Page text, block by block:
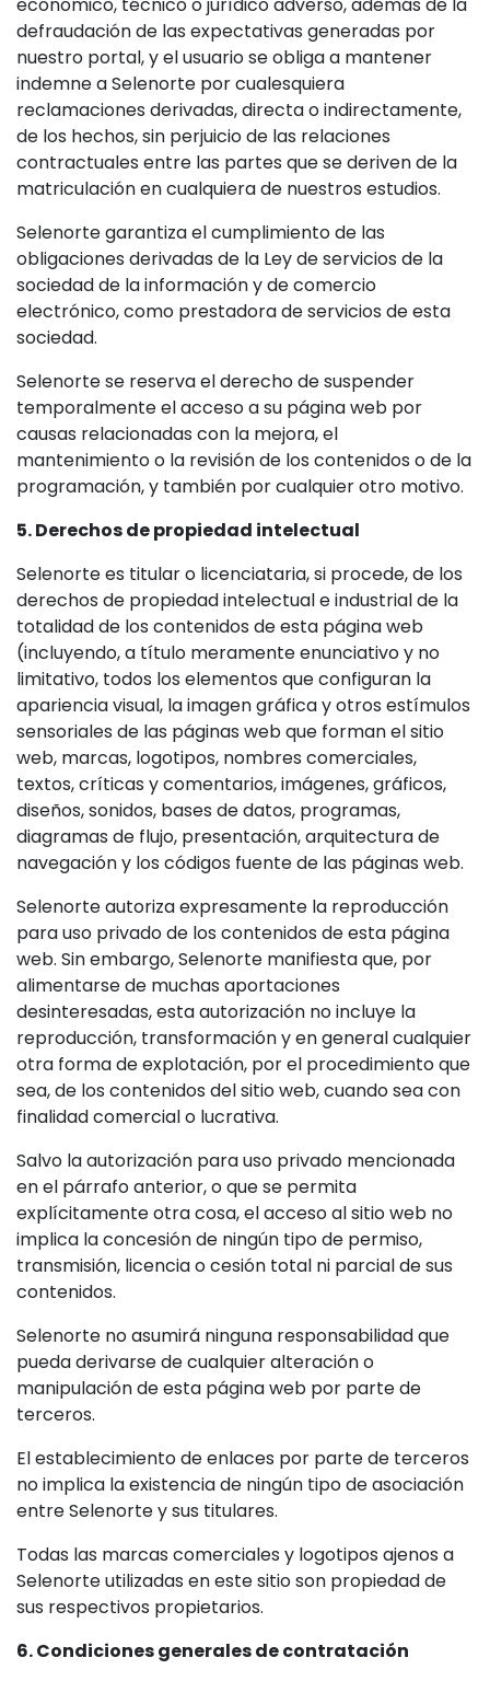
defraudación de las expectativas generadas por
nuestro portal, y el usuario se obliga a mantener
indemne a Selenorte por cualesquiera
reclamaciones derivadas, directa o indirectamente,
de los hechos, sin perjuicio de las relaciones
contractuales entre las partes que se deriven de la
matriculación en cualquiera de nuestros estudios.
Selenorte garantiza el cumplimiento de las
obligaciones derivadas de la Ley de servicios de la
sociedad de la información y de comercio
electrónico, como prestadora de servicios de esta
sociedad.
Selenorte se reserva el derecho de suspender
temporalmente el acceso a su página web por
causas relacionadas con la mejora, el
mantenimiento o la revisión de los contenidos o de la
programación, y también por cualquier otro motivo.
5. Derechos de propiedad intelectual
Selenorte es titular o licenciataria, si procede, de los
derechos de propiedad intelectual e industrial de la
totalidad de los contenidos de esta página web
(incluyendo, a título meramente enunciativo y no
limitativo, todos los elementos que configuran la
apariencia visual, la imagen gráfica y otros estímulos
sensoriales de las páginas web que forman el sitio
web, marcas, logotipos, nombres comerciales,
textos, críticas y comentarios, imágenes, gráficos,
diseños, sonidos, bases de datos, programas,
diagramas de flujo, presentación, arquitectura de
navegación y los códigos fuente de las páginas web.
Selenorte autoriza expresamente la reproducción
para uso privado de los contenidos de esta página
web. Sin embargo, Selenorte manifiesta que, por
alimentarse de muchas aportaciones
desinteresadas, esta autorización no incluye la
reproducción, transformación y en general cualquier
otra forma de explotación, por el procedimiento que
sea, de los contenidos del sitio web, cuando sea con
finalidad comercial o lucrativa.
Salvo la autorización para uso privado mencionada
en el párrafo anterior, o que se permita
explícitamente otra cosa, el acceso al sitio web no
implica la concesión de ningún tipo de permiso,
transmisión, licencia o cesión total ni parcial de sus
contenidos.
Selenorte no asumirá ninguna responsabilidad que
pueda derivarse de cualquier alteración o
manipulación de esta página web por parte de
terceros.
El establecimiento de enlaces por parte de terceros
no implica la existencia de ningún tipo de asociación
entre Selenorte y sus titulares.
Todas las marcas comerciales y logotipos ajenos a
Selenorte utilizadas en este sitio son propiedad de
sus respectivos propietarios.
6. Condiciones generales de contratación